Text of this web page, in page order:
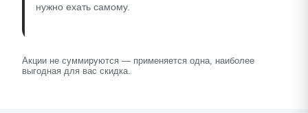
нужно ехать самому.
Акции не суммируются — применяется одна, наиболее
выгодная для вас скидка.